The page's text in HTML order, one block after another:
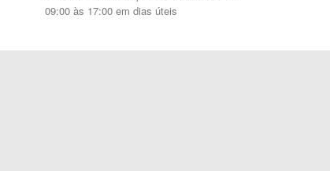
09:00 às 17:00 em dias úteis